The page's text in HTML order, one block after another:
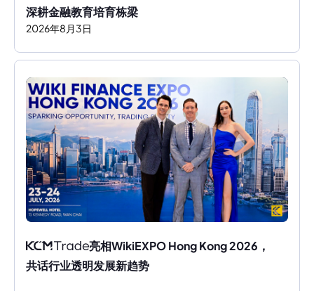
深耕金融教育培育栋梁
2026年8 月 3日
亮相WikiEXPO Hong Kong 2026，
共话行业透明发展新趋势